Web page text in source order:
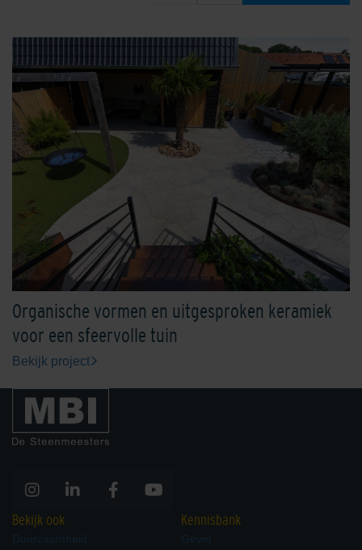
Organische vormen en uitgesproken keramiek
voor een sfeervolle tuin
Bekijk project
Bekijk ook
Duurzaamheid
Kennisbank
Gevel